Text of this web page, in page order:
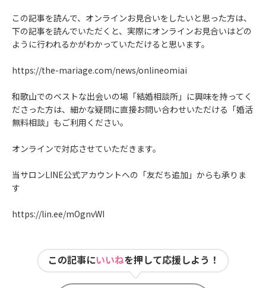
この記事を読んで、オンラインお見合いをしたいと思った方は、
下の記事を読んでいただくと、実際にオンラインお見合いはどの
ように行われるかがわかっていただけると思います。
https://the-mariage.com/news/onlineomiai
和歌山でのベストな出会いの場「結婚相談所」に興味を持ってく
ださった方は、細かな疑問に直接お問い合わせいただける「婚活
無料相談」もご利用ください。
オンラインで対応させていただきます。
当サロンLINE公式アカウントへの「友だち追加」からも承りま
す
https://lin.ee/mOgnvWI
この記事にいいねを押して応援しよう！